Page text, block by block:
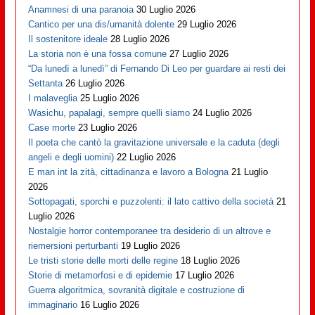
Anamnesi di una paranoia 30 Luglio 2026
Cantico per una dis/umanità dolente 29 Luglio 2026
Il sostenitore ideale 28 Luglio 2026
La storia non è una fossa comune 27 Luglio 2026
“Da lunedì a lunedì” di Fernando Di Leo per guardare ai resti dei
Settanta 26 Luglio 2026
I malaveglia 25 Luglio 2026
Wasichu, papalagi, sempre quelli siamo 24 Luglio 2026
Case morte 23 Luglio 2026
Il poeta che cantò la gravitazione universale e la caduta (degli
angeli e degli uomini) 22 Luglio 2026
E man int la zità, cittadinanza e lavoro a Bologna 21 Luglio
2026
Sottopagati, sporchi e puzzolenti: il lato cattivo della società 21
Luglio 2026
Nostalgie horror contemporanee tra desiderio di un altrove e
riemersioni perturbanti 19 Luglio 2026
Le tristi storie delle morti delle regine 18 Luglio 2026
Storie di metamorfosi e di epidemie 17 Luglio 2026
Guerra algoritmica, sovranità digitale e costruzione di
immaginario 16 Luglio 2026